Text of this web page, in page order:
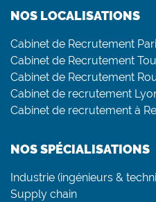
NOS LOCALISATIONS
Cabinet de Recrutement
Cabinet de Recrutement
Cabinet de Recrutement
Cabinet de recrutement
Cabinet de recrutement à
NOS SPÉCIALISATIONS
Industrie (ingénieurs &
Supply chain